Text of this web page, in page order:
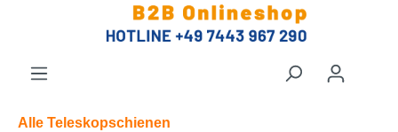
Alle Teleskopschienen